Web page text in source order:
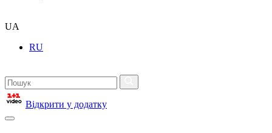
UA
RU
Відкрити у додатку